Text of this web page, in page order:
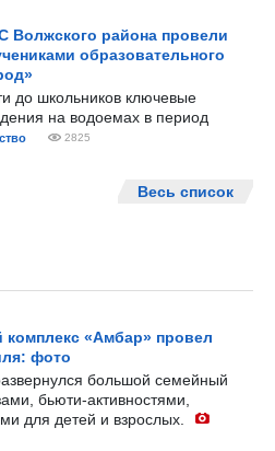
Волжского района провели
образовательного
до школьников ключевые
на водоемах в период
2825
Весь список
«Амбар» провел
фото
большой семейный
бьюти-активностями,
для детей и взрослых.